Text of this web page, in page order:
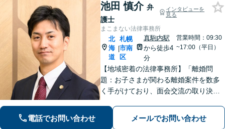
池田 慎介 弁
護士
インタビューを
見る
まこまない法律事務所
北
海
道
|
札幌
市南
区
真駒内駅
から徒歩4
分
営業時間：09:30
~17:00（平日）
【地域密着の法律事務所】「離婚問
題：お子さまが関わる離婚案件を数多
く手がけており、面会交流の取り決め
績があります」「相続問題：遺産分割
協議でのトラブルから遺留分をめぐる
電話でお問い合わせ メールでお問い合わせ